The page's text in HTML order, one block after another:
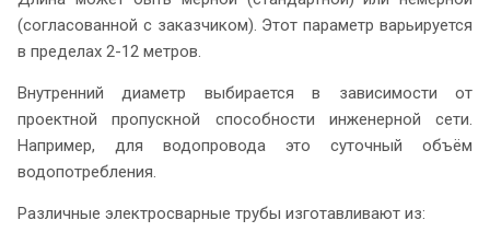
(согласованной с заказчиком). Этот параметр варьируется
в пределах 2-12 метров.
Внутренний диаметр выбирается в зависимости от
проектной пропускной способности инженерной сети.
Например, для водопровода это суточный объём
водопотребления.
Различные электросварные трубы изготавливают из: